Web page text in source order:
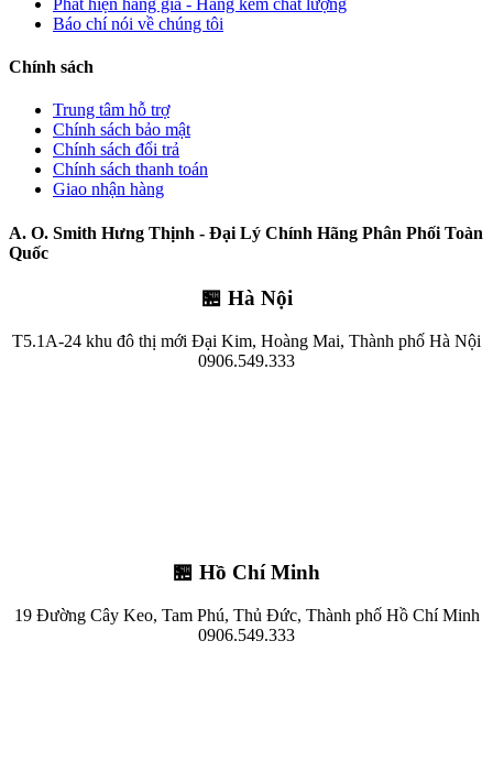
Phát hiện hàng giả - Hàng kém chất lượng
Báo chí nói về chúng tôi
Chính sách
Trung tâm hỗ trợ
Chính sách bảo mật
Chính sách đổi trả
Chính sách thanh toán
Giao nhận hàng
A. O. Smith Hưng Thịnh - Đại Lý Chính Hãng Phân Phối Toàn
Quốc
🏪 Hà Nội
T5.1A-24 khu đô thị mới Đại Kim, Hoàng Mai, Thành phố Hà Nội
0906.549.333
🏪 Hồ Chí Minh
19 Đường Cây Keo, Tam Phú, Thủ Đức, Thành phố Hồ Chí Minh
0906.549.333